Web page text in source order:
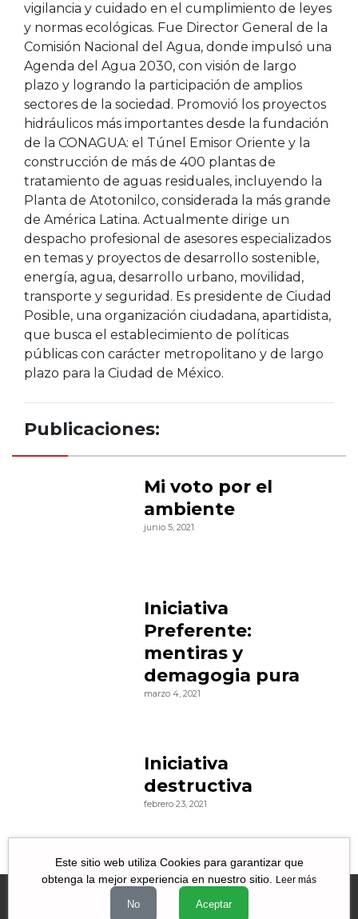
vigilancia y cuidado en el cumplimiento de leyes
y normas ecológicas. Fue Director General de la
Comisión Nacional del Agua, donde impulsó una
Agenda del Agua 2030, con visión de largo
plazo y logrando la participación de amplios
sectores de la sociedad. Promovió los proyectos
hidráulicos más importantes desde la fundación
de la CONAGUA: el Túnel Emisor Oriente y la
construcción de más de 400 plantas de
tratamiento de aguas residuales, incluyendo la
Planta de Atotonilco, considerada la más grande
de América Latina. Actualmente dirige un
despacho profesional de asesores especializados
en temas y proyectos de desarrollo sostenible,
energía, agua, desarrollo urbano, movilidad,
transporte y seguridad. Es presidente de Ciudad
Posible, una organización ciudadana, apartidista,
que busca el establecimiento de políticas
públicas con carácter metropolitano y de largo
plazo para la Ciudad de México.
Publicaciones:
Mi voto por el
ambiente
junio 5, 2021
Iniciativa
Preferente:
mentiras y
demagogia pura
marzo 4, 2021
Iniciativa
destructiva
febrero 23, 2021
Este sitio web utiliza Cookies para garantizar que
obtenga la mejor experiencia en nuestro sitio.
Leer más
No Aceptar